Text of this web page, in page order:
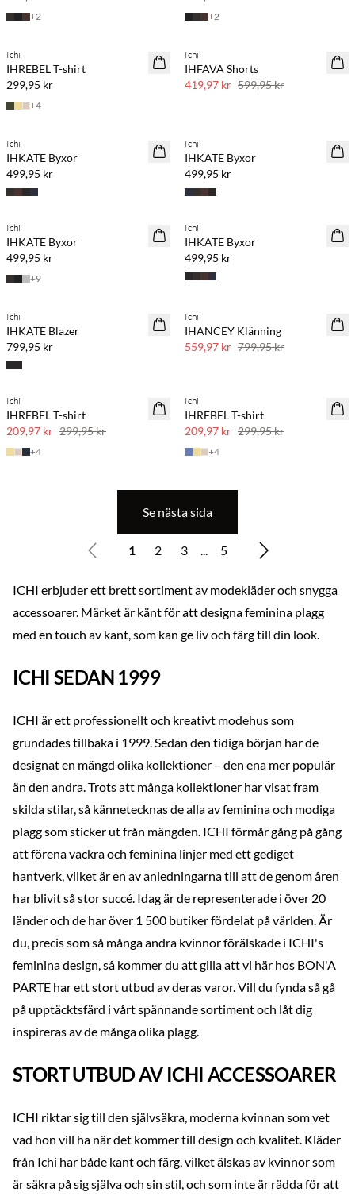
+2 +2
NYHET
Ichi
IHREBEL T-shirt
299,95 kr
+4
SAVE20
Ichi
IHFAVA Shorts
419,97 kr 599,95 kr
NYHET
Ichi
IHKATE Byxor
499,95 kr
NYHET
Ichi
IHKATE Byxor
499,95 kr
NYHET
Köp min. 2 & spara 20 %
Ichi
IHKATE Byxor
499,95 kr
+9
NYHET
Köp min. 2 & spara 20 %
Ichi
IHKATE Byxor
499,95 kr
NYHET
Ichi
IHKATE Blazer
799,95 kr
SAVE20
Ichi
IHANCEY Klänning
559,97 kr 799,95 kr
SAVE20
Ichi
IHREBEL T-shirt
209,97 kr 299,95 kr
+4
SAVE20
Ichi
IHREBEL T-shirt
209,97 kr 299,95 kr
+4
Se nästa sida
1 2 3 ... 5
ICHI erbjuder ett brett sortiment av modekläder och snygga
accessoarer. Märket är känt för att designa feminina plagg
med en touch av kant, som kan ge liv och färg till din look.
ICHI SEDAN 1999
ICHI är ett professionellt och kreativt modehus som
grundades tillbaka i 1999. Sedan den tidiga början har de
designat en mängd olika kollektioner – den ena mer populär
än den andra. Trots att många kollektioner har visat fram
skilda stilar, så kännetecknas de alla av feminina och modiga
plagg som sticker ut från mängden. ICHI förmår gång på gång
att förena vackra och feminina linjer med ett gediget
hantverk, vilket är en av anledningarna till att de genom åren
har blivit så stor succé. Idag är de representerade i över 20
länder och de har över 1 500 butiker fördelat på världen. Är
du, precis som så många andra kvinnor förälskade i ICHI's
feminina design, så kommer du att gilla att vi här hos BON'A
PARTE har ett stort utbud av deras varor. Vill du fynda så gå
på upptäcktsfärd i vårt spännande sortiment och låt dig
inspireras av de många olika plagg.
STORT UTBUD AV ICHI ACCESSOARER
ICHI riktar sig till den självsäkra, moderna kvinnan som vet
vad hon vill ha när det kommer till design och kvalitet. Kläder
från Ichi har både kant och färg, vilket älskas av kvinnor som
är säkra på sig själva och sin stil, och som inte är rädda för att